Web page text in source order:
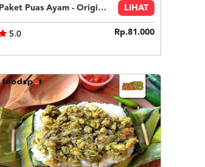
Paket Puas Ayam - Original Beef Paket Puas (R) LIHAT
5.0 Rp.81.000